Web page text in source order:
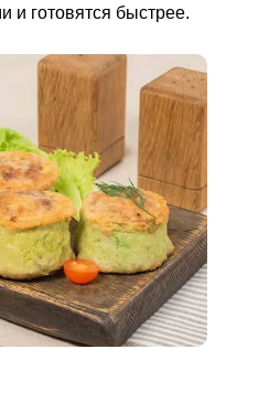
и готовятся быстрее.